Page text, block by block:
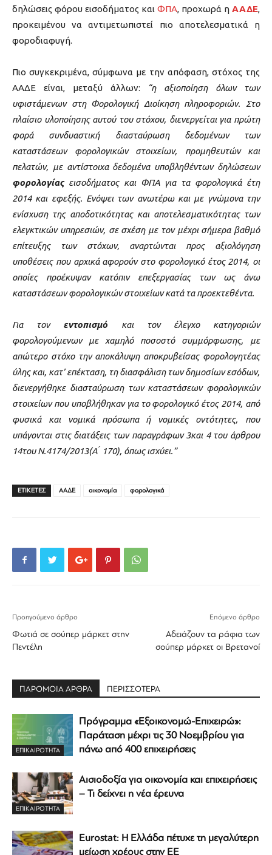
δηλώσεις φόρου εισοδήματος και ΦΠΑ, προχωρά η ΑΑΔΕ,
προκειμένου να αντιμετωπιστεί πιο αποτελεσματικά η
φοροδιαφυγή.
Πιο συγκεκριμένα, σύμφωνα με την απόφαση, στόχος της
ΑΑΔΕ είναι, μεταξύ άλλων: “η αξιοποίηση όλων των
υφιστάμενων στη Φορολογική Διοίκηση πληροφοριών. Στο
πλαίσιο υλοποίησης αυτού του στόχου, διενεργείται για πρώτη
φορά συνδυαστική διασταύρωση δεδομένων των
καταστάσεων φορολογικών στοιχείων, προμηθευτών και
πελατών, με αντίστοιχα δεδομένα υποβληθέντων δηλώσεων
φορολογίαςεισοδήματος και ΦΠΑ για τα φορολογικά έτη
2014 και εφεξής. Ενόψει των ανωτέρω και με γνώμονα την
ενίσχυση της αποδοτικότητας και αποτελεσματικότητας των
ελεγκτικών υπηρεσιών, σε σχέση με τον μέχρι σήμερα βαθμό
επίτευξης των στόχων, αναρτώνται προς αξιολόγηση
υποθέσεις που αρχικά αφορούν στο φορολογικό έτος 2014, οι
οποίες προέκυψαν κατόπιν επεξεργασίας των ως άνω
καταστάσεων φορολογικών στοιχείων κατά τα προεκτεθέντα.
Για τον εντοπισμό και τον έλεγχο κατηγοριών
φορολογούμενων με χαμηλό ποσοστό συμμόρφωσης, με
απώτερο στόχο την αποκάλυψη αποκρυβείσας φορολογητέας
ύλης και, κατ’ επέκταση, τη διασφάλιση των δημοσίων εσόδων,
διενεργήθηκε διασταύρωση των καταστάσεων φορολογικών
στοιχείων που υποβλήθηκαν για το φορολογικό έτος 2014, από
φυσικά και νομικά πρόσωπα ή νομικές οντότητες, που
υπάγονται στις διατάξεις των παραγράφων 3και 4 του άρθρου
14του Ν.4174/2013(Α ́ 170), όπως ισχύει.”
ΕΤΙΚΕΤΕΣ ΑΑΔΕ οικονομία φορολογικά
Προηγούμενο άρθρο
Φωτιά σε σούπερ μάρκετ στην
Πεντέλη
Επόμενο άρθρο
Αδειάζουν τα ράφια των
σούπερ μάρκετ οι Βρετανοί
ΠΑΡΟΜΟΙΑ ΑΡΘΡΑ ΠΕΡΙΣΣΟΤΕΡΑ
ΕΠΙΚΑΙΡΟΤΗΤΑ
Πρόγραμμα «Εξοικονομώ-Επιχειρώ»:
Παράταση μέχρι τις 30 Νοεμβρίου για
πάνω από 400 επιχειρήσεις
ΕΠΙΚΑΙΡΟΤΗΤΑ
Αισιοδοξία για οικονομία και επιχειρήσεις
– Τι δείχνει η νέα έρευνα
Eurostat: Η Ελλάδα πέτυχε τη μεγαλύτερη
μείωση χρέους στην ΕΕ